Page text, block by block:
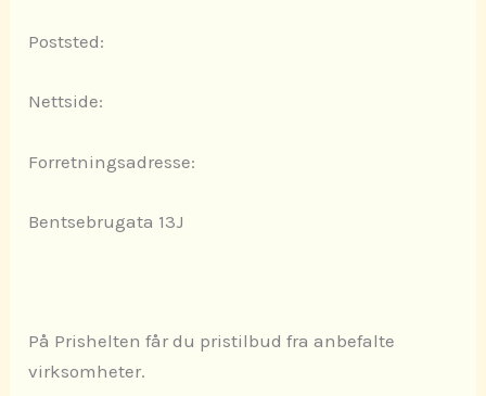
Poststed:
Nettside:
Forretningsadresse:
Bentsebrugata 13J
På Prishelten får du pristilbud fra anbefalte
virksomheter.